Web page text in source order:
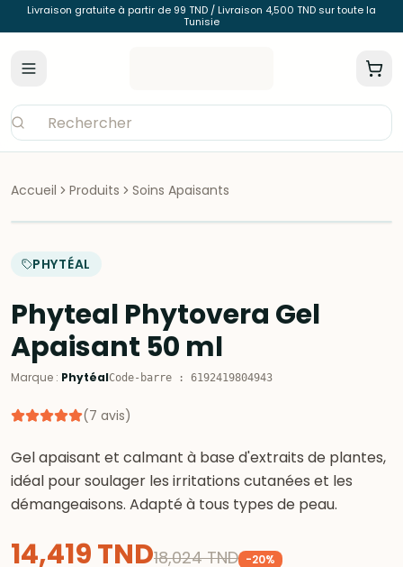
Livraison gratuite à partir de 99 TND / Livraison 4,500 TND sur toute la
Tunisie
Accueil Produits Soins Apaisants
PHYTÉAL
Phyteal Phytovera Gel
Apaisant 50 ml
Marque : PhytéalCode-barre : 6192419804943
(7 avis)
Gel apaisant et calmant à base d'extraits de plantes,
idéal pour soulager les irritations cutanées et les
démangeaisons. Adapté à tous types de peau.
14,419TND18,024 TND -20%